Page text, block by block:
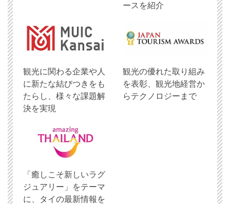
ースを紹介
観光に関わる企業や人
に新たな結びつきをも
たらし、様々な課題解
決を実現
観光の優れた取り組み
を表彰、観光地経営か
らテクノロジーまで
「癒しこそ新しいラグ
ジュアリー」をテーマ
に、タイの最新情報を